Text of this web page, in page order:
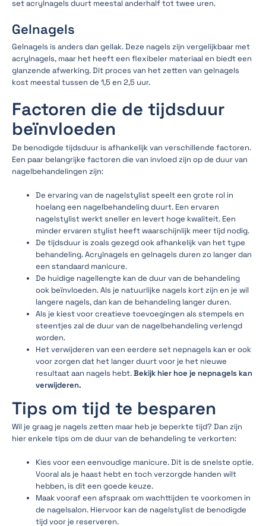
set acrylnagels duurt meestal anderhalf tot twee uren.
Gelnagels
Gelnagels is anders dan gellak. Deze nagels zijn vergelijkbaar met
acrylnagels, maar het heeft een flexibeler materiaal en biedt een
glanzende afwerking. Dit proces van het zetten van gelnagels
kost meestal tussen de 1,5 en 2,5 uur.
Factoren die de tijdsduur
beïnvloeden
De benodigde tijdsduur is afhankelijk van verschillende factoren.
Een paar belangrijke factoren die van invloed zijn op de duur van
nagelbehandelingen zijn:
De ervaring van de nagelstylist speelt een grote rol in
hoelang een nagelbehandeling duurt. Een ervaren
nagelstylist werkt sneller en levert hoge kwaliteit. Een
minder ervaren stylist heeft waarschijnlijk meer tijd nodig.
De tijdsduur is zoals gezegd ook afhankelijk van het type
behandeling. Acrylnagels en gelnagels duren zo langer dan
een standaard manicure.
De huidige nagellengte kan de duur van de behandeling
ook beïnvloeden. Als je natuurlijke nagels kort zijn en je wil
langere nagels, dan kan de behandeling langer duren.
Als je kiest voor creatieve toevoegingen als stempels en
steentjes zal de duur van de nagelbehandeling verlengd
worden.
Het verwijderen van een eerdere set nepnagels kan er ook
voor zorgen dat het langer duurt voor je het nieuwe
resultaat aan nagels hebt.Bekijk hier hoe je nepnagels kan
verwijderen.
Tips om tijd te besparen
Wil je graag je nagels zetten maar heb je beperkte tijd? Dan zijn
hier enkele tips om de duur van de behandeling te verkorten:
Kies voor een eenvoudige manicure. Dit is de snelste optie.
Vooral als je haast hebt en toch verzorgde handen wilt
hebben, is dit een goede keuze.
Maak vooraf een afspraak om wachttijden te voorkomen in
de nagelsalon. Hiervoor kan de nagelstylist de benodigde
tijd voor je reserveren.